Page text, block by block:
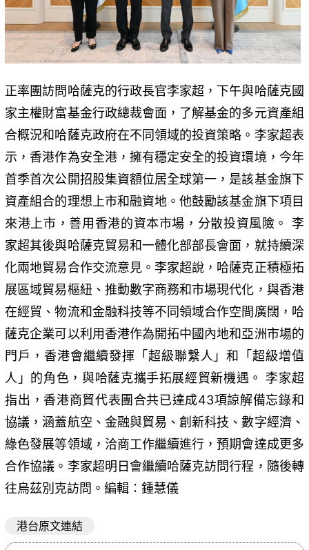
正率團訪問哈薩克的行政長官李家超，下午與哈薩克國
家主權財富基金行政總裁會面，了解基金的多元資產組
合概況和哈薩克政府在不同領域的投資策略。李家超表
示，香港作為安全港，擁有穩定安全的投資環境，今年
首季首次公開招股集資額位居全球第一，是該基金旗下
資產組合的理想上市和融資地。他鼓勵該基金旗下項目
來港上市，善用香港的資本市場，分散投資風險。 李
家超其後與哈薩克貿易和一體化部部長會面，就持續深
化兩地貿易合作交流意見。李家超說，哈薩克正積極拓
展區域貿易樞紐、推動數字商務和市場現代化，與香港
在經貿、物流和金融科技等不同領域合作空間廣闊，哈
薩克企業可以利用香港作為開拓中國內地和亞洲市場的
門戶，香港會繼續發揮「超級聯繫人」和「超級增值
人」的角色，與哈薩克攜手拓展經貿新機遇。 李家超
指出，香港商貿代表團合共已達成43項諒解備忘錄和
協議，涵蓋航空、金融與貿易、創新科技、數字經濟、
綠色發展等領域，洽商工作繼續進行，預期會達成更多
合作協議。李家超明日會繼續哈薩克訪問行程，隨後轉
往烏茲別克訪問。編輯：鍾慧儀
港台原文連結